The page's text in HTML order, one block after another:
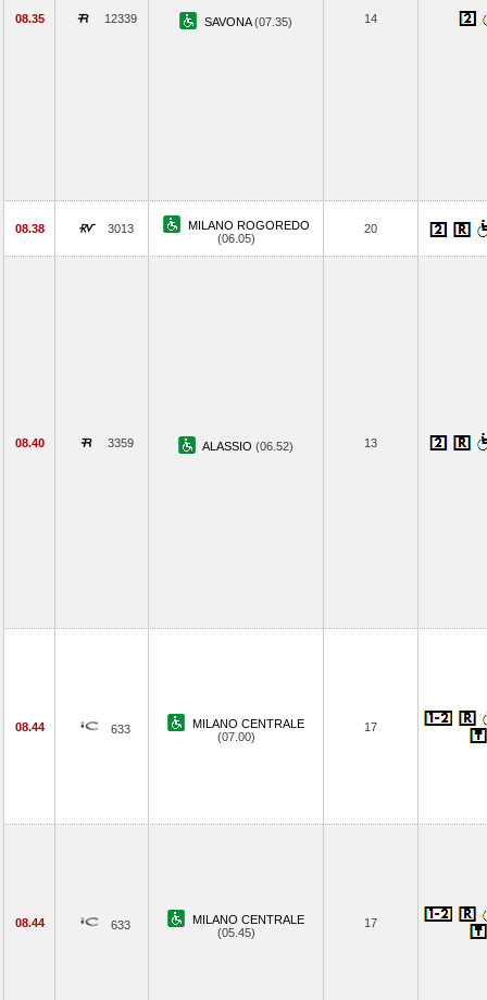
08.35 12339 SAVONA(07.35) 14
08.38 3013
MILANO ROGOREDO
(06.05)
20
08.40 3359 ALASSIO (06.52) 13
08.44 633
MILANO CENTRALE
(07.00)
17
08.44 633
MILANO CENTRALE
(05.45)
17